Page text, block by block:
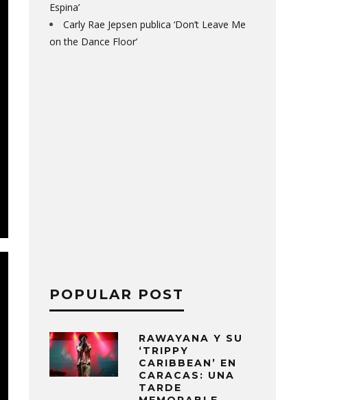
Espina’
Carly Rae Jepsen publica ‘Don’t Leave Me
on the Dance Floor’
POPULAR POST
RAWAYANA Y SU
‘TRIPPY
CARIBBEAN’ EN
CARACAS: UNA
TARDE